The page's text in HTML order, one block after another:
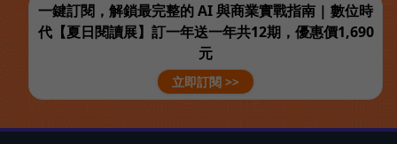
一鍵訂閱，解鎖最完整的 AI 與商業實戰指南 | 數位時
代【夏日閱讀展】訂一年送一年共12期，優惠價1,690
元
立即訂閱 >>